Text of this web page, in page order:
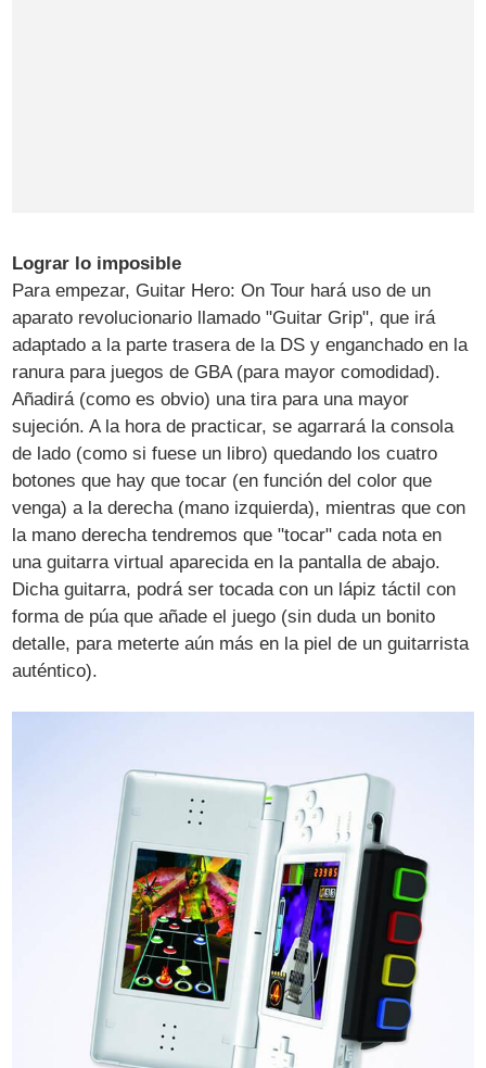
Lograr lo imposible
Para empezar, Guitar Hero: On Tour hará uso de un
aparato revolucionario llamado "Guitar Grip", que irá
adaptado a la parte trasera de la DS y enganchado en la
ranura para juegos de GBA (para mayor comodidad).
Añadirá (como es obvio) una tira para una mayor
sujeción. A la hora de practicar, se agarrará la consola
de lado (como si fuese un libro) quedando los cuatro
botones que hay que tocar (en función del color que
venga) a la derecha (mano izquierda), mientras que con
la mano derecha tendremos que "tocar" cada nota en
una guitarra virtual aparecida en la pantalla de abajo.
Dicha guitarra, podrá ser tocada con un lápiz táctil con
forma de púa que añade el juego (sin duda un bonito
detalle, para meterte aún más en la piel de un guitarrista
auténtico).